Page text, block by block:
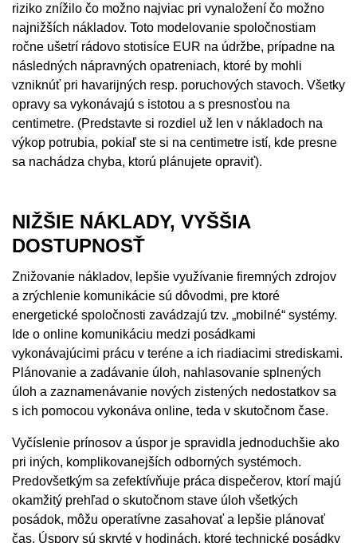
riziko znížilo čo možno najviac pri vynaložení čo možno
najnižších nákladov. Toto modelovanie spoločnostiam
ročne ušetrí rádovo stotisíce EUR na údržbe, prípadne na
následných nápravných opatreniach, ktoré by mohli
vzniknúť pri havarijných resp. poruchových stavoch. Všetky
opravy sa vykonávajú s istotou a s presnosťou na
centimetre. (Predstavte si rozdiel už len v nákladoch na
výkop potrubia, pokiaľ ste si na centimetre istí, kde presne
sa nachádza chyba, ktorú plánujete opraviť).
NIŽŠIE NÁKLADY, VYŠŠIA
DOSTUPNOSŤ
Znižovanie nákladov, lepšie využívanie firemných zdrojov
a zrýchlenie komunikácie sú dôvodmi, pre ktoré
energetické spoločnosti zavádzajú tzv. „mobilné“ systémy.
Ide o online komunikáciu medzi posádkami
vykonávajúcimi prácu v teréne a ich riadiacimi strediskami.
Plánovanie a zadávanie úloh, nahlasovanie splnených
úloh a zaznamenávanie nových zistených nedostatkov sa
s ich pomocou vykonáva online, teda v skutočnom čase.
Vyčíslenie prínosov a úspor je spravidla jednoduchšie ako
pri iných, komplikovanejších odborných systémoch.
Predovšetkým sa zefektívňuje práca dispečerov, ktorí majú
okamžitý prehľad o skutočnom stave úloh všetkých
posádok, môžu operatívne zasahovať a lepšie plánovať
čas. Úspory sú skryté v hodinách, ktoré technické posádky